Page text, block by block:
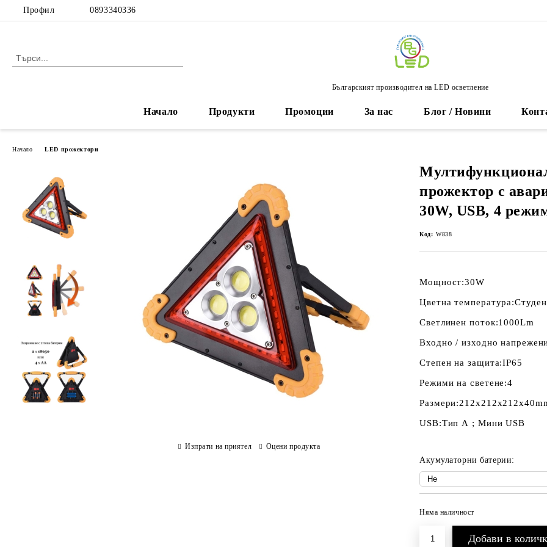
Профил 0893340336
Българският производител на LED осветление
Начало Продукти Промоции За нас Блог / Новини
Начало LED прожектори
прожектор с
30W, USB, 4
Код: W838
Мощност:30W
Цветна температура:
Светлинен поток:1000Lm
Входно / изходно
Степен на защита:IP65
Режими на светене:4
Размери:
USB:Тип А ; Мини USB
Акумулаторни батерии:
Няма наличност
Изпрати на приятел Оцени продукта